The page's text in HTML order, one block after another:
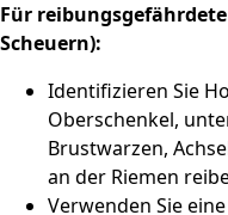
Für
Scheuern):
Identifizieren Sie
Oberschenkel,
Brustwarzen,
an der Riemen
Verwenden Sie